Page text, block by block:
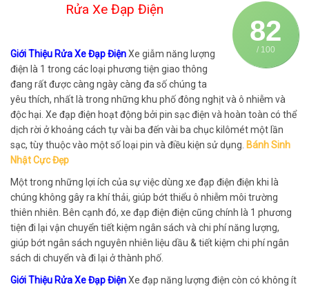
82
/ 100
Rửa Xe Đạp Điện
Giới Thiệu Rửa Xe Đạp ĐiệnXe giẫm năng lượng
điện là 1 trong các loại phương tiện giao thông
đang rất được càng ngày càng đa số chúng ta
yêu thích, nhất là trong những khu phố đông nghịt và ô nhiễm và
độc hại. Xe đạp điện hoạt động bởi pin sạc điện và hoàn toàn có thể
dịch rời ở khoảng cách tự vài ba đến vài ba chục kilômét một lần
sạc, tùy thuộc vào một số loại pin và điều kiện sử dụng. Bánh Sinh
Nhật Cực Đẹp
Một trong những lợi ích của sự việc dùng xe đạp điện điện khi là
chúng không gây ra khí thải, giúp bớt thiểu ô nhiễm môi trường
thiên nhiên. Bên cạnh đó, xe đạp điện điện cũng chính là 1 phương
tiện đi lại vận chuyển tiết kiệm ngân sách và chi phí năng lượng,
giúp bớt ngân sách nguyên nhiên liệu dầu & tiết kiệm chi phí ngân
sách di chuyển và đi lại ở thành phố.
Giới Thiệu Rửa Xe Đạp ĐiệnXe đạp năng lượng điện còn có không ít